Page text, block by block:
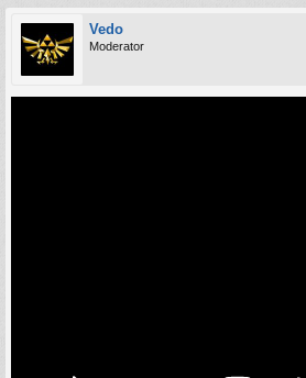
Vedo
Moderator